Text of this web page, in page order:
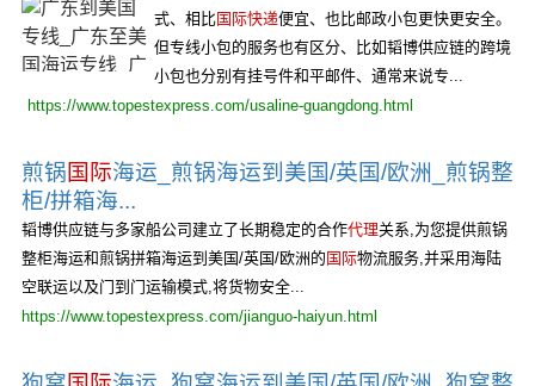
式、相比国际快递便宜、也比邮政小包更快更安全。
但专线小包的服务也有区分、比如韬博供应链的跨境
小包也分别有挂号件和平邮件、通常来说专...
https://www.topestexpress.com/usaline-guangdong.html
煎锅国际海运_煎锅海运到美国/英国/欧洲_煎锅整
柜/拼箱海...
韬博供应链与多家船公司建立了长期稳定的合作代理关系,为您提供煎锅
整柜海运和煎锅拼箱海运到美国/英国/欧洲的 国际物流服务,并采用海陆
空联运以及门到门运输模式,将货物安全...
https://www.topestexpress.com/jianguo-haiyun.html